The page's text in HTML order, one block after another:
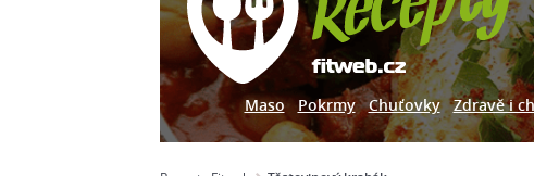
Maso Pokrmy Chuťovky Zdravě i